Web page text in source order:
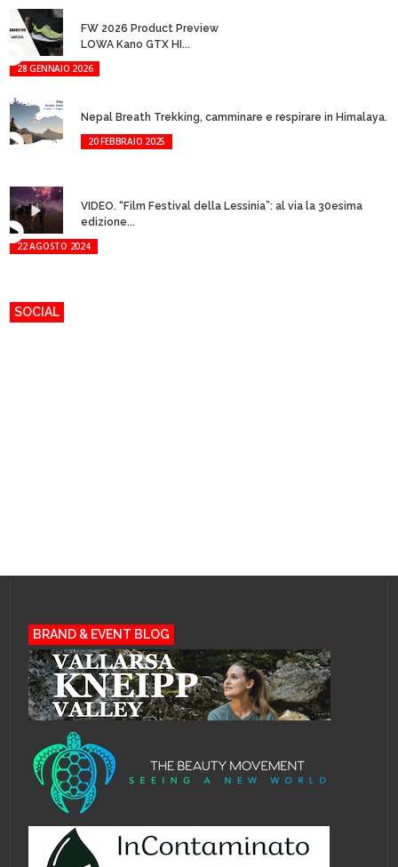
FW 2026 Product Preview
LOWA Kano GTX HI...
28 GENNAIO 2026
Nepal Breath Trekking, camminare e respirare in Himalaya.
20 FEBBRAIO 2025
VIDEO. “Film Festival della Lessinia”: al via la 30esima
edizione...
22 AGOSTO 2024
SOCIAL
BRAND & EVENT BLOG